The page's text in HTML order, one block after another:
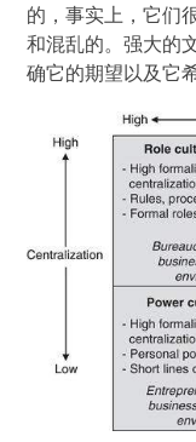
的，事实上，它们
和混乱的。强大的
确它的期望以及它